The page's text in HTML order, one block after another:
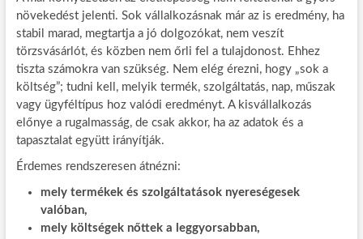
növekedést jelenti. Sok vállalkozásnak már az is eredmény, ha
stabil marad, megtartja a jó dolgozókat, nem veszít
törzsvásárlót, és közben nem őrli fel a tulajdonost. Ehhez
tiszta számokra van szükség. Nem elég érezni, hogy „sok a
költség”; tudni kell, melyik termék, szolgáltatás, nap, műszak
vagy ügyféltípus hoz valódi eredményt. A kisvállalkozás
előnye a rugalmasság, de csak akkor, ha az adatok és a
tapasztalat együtt irányítják.
Érdemes rendszeresen átnézni:
mely termékek és szolgáltatások nyereségesek
valóban,
mely költségek nőttek a leggyorsabban,